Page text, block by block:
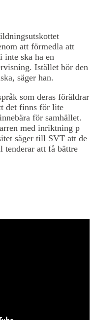
att förmedla att
ska ha en
Istället bör den
säger han.
som deras föräldrar
det finns för lite
för samhället.
med inriktning p
säger till SVT att de
tenderar att få bättre